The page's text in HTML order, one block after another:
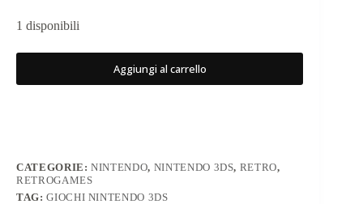
1 disponibili
Aggiungi al carrello
CATEGORIE:NINTENDO, NINTENDO 3DS, RETRO,
RETROGAMES
TAG:GIOCHI NINTENDO 3DS